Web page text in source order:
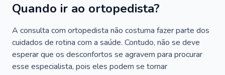
Quando ir ao ortopedista?
A consulta com ortopedista não costuma fazer parte dos
cuidados de rotina com a saúde. Contudo, não se deve
esperar que os desconfortos se agravem para procurar
esse especialista, pois eles podem se tornar